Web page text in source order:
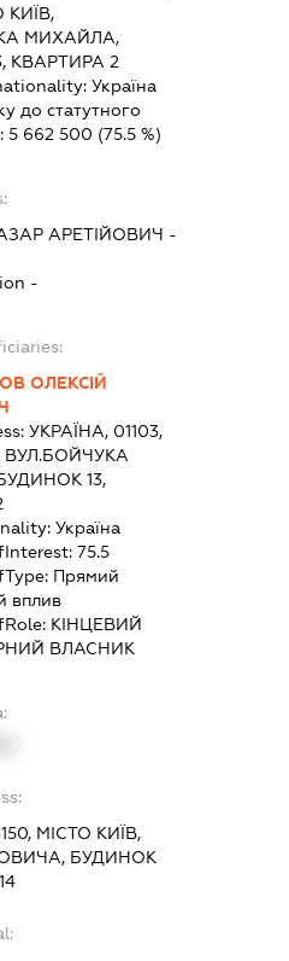
КИЇВ,
МИХАЙЛА,
КВАРТИРА 2
Україна
до статутного
5 662 500 (75.5 %)
АРЕТІЙОВИЧ -
-
ОЛЕКСІЙ
УКРАЇНА, 01103,
ВУЛ.БОЙЧУКА
13,
Україна
75.5
Прямий
вплив
КІНЦЕВИЙ
ВЛАСНИК
МІСТО КИЇВ,
БУДИНОК